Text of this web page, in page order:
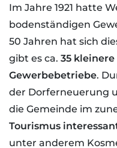
Im Jahre 1921 hatte
bodenständigen
50 Jahren hat sich
gibt es ca. 35
Gewerbebetriebe.
der Dorferneuerung
die Gemeinde im
Tourismus
unter anderem